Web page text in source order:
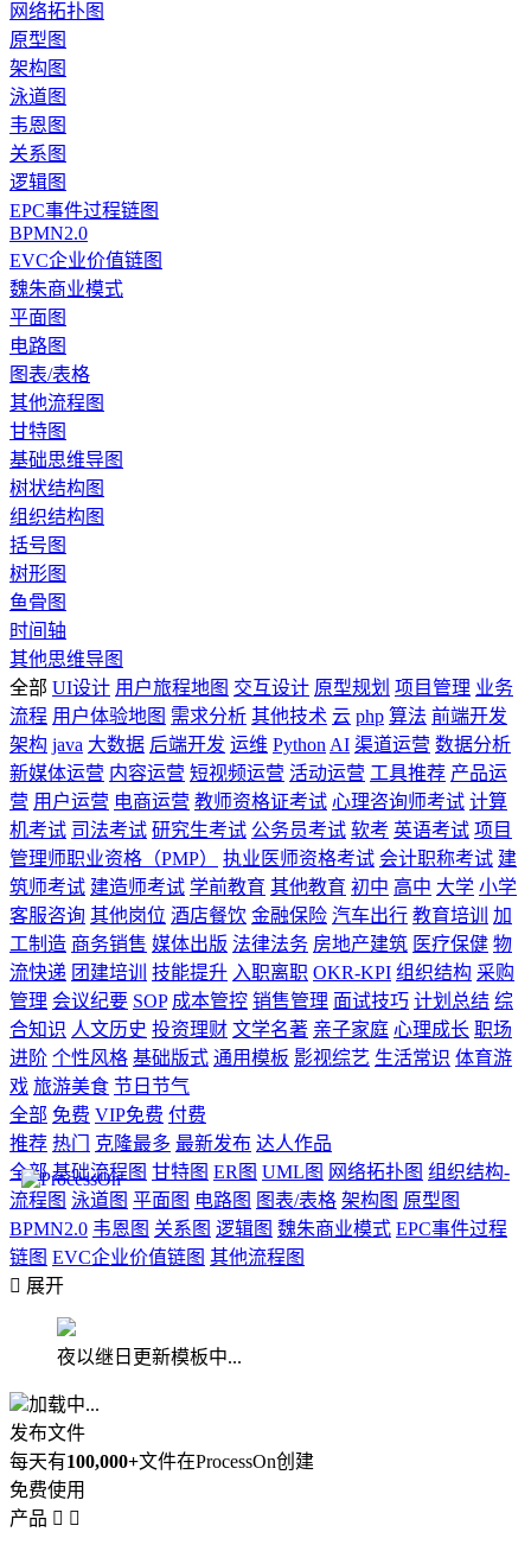
网络拓扑图
原型图
架构图
泳道图
韦恩图
关系图
逻辑图
EPC事件过程链图
BPMN2.0
EVC企业价值链图
魏朱商业模式
平面图
电路图
图表/表格
其他流程图
甘特图
基础思维导图
树状结构图
组织结构图
括号图
树形图
鱼骨图
时间轴
其他思维导图
全部 UI设计 用户旅程地图 交互设计 原型规划 项目管理 业务
流程 用户体验地图 需求分析 其他技术 云 php 算法 前端开发
架构 java 大数据 后端开发 运维 Python AI 渠道运营 数据分析
新媒体运营 内容运营 短视频运营 活动运营 工具推荐 产品运
营 用户运营 电商运营 教师资格证考试 心理咨询师考试 计算
机考试 司法考试 研究生考试 公务员考试 软考 英语考试 项目
管理师职业资格（PMP）
执业医师资格考试 会计职称考试 建
筑师考试 建造师考试 学前教育 其他教育 初中 高中 大学 小学
客服咨询 其他岗位 酒店餐饮 金融保险 汽车出行 教育培训
加
工制造 商务销售 媒体出版 法律法务 房地产建筑 医疗保健 物
流快递 团建培训 技能提升 入职离职 OKR-KPI 组织结构 采购
管理 会议纪要 SOP 成本管控 销售管理 面试技巧 计划总结 综
合知识 人文历史 投资理财 文学名著 亲子家庭 心理成长 职场
进阶 个性风格 基础版式 通用模板 影视综艺 生活常识 体育游
戏 旅游美食 节日节气
全部 免费 VIP免费 付费
推荐 热门 克隆最多 最新发布 达人作品
全部 基础流程图 甘特图 ER图 UML图 网络拓扑图 组织结构-
流程图 泳道图 平面图 电路图 图表/表格 架构图 原型图
BPMN2.0 韦恩图 关系图 逻辑图 魏朱商业模式 EPC事件过程
链图 EVC企业价值链图 其他流程图
 展开
夜以继日更新模板中...
加载中...
发布文件
每天有100,000+文件在ProcessOn创建
免费使用
产品  